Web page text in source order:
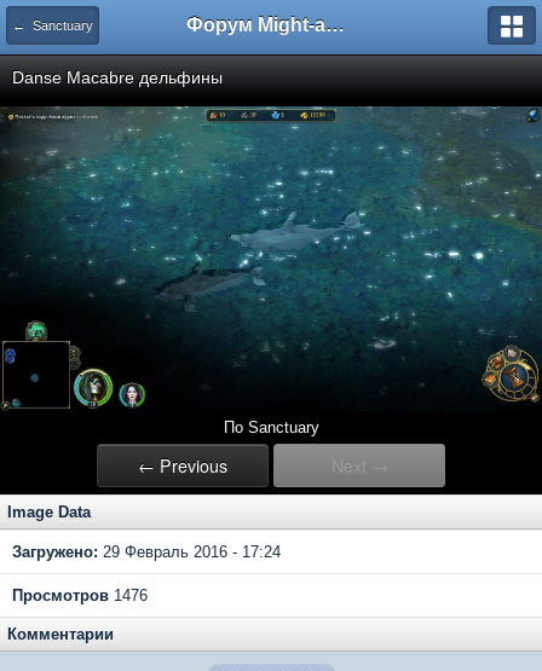
← Sanctuary Форум Might-and-Magic.ru
Danse Macabre дельфины
По Sanctuary
← Previous Next →
Image Data
Загружено: 29 Февраль 2016 - 17:24
Просмотров 1476
Комментарии